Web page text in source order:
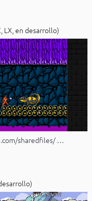
LX, en desarrollo)
sharedfiles/ …